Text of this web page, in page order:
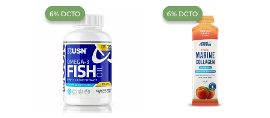
‍6% DCTO‍‍
‍6% DCTO‍‍ ‍6% DCTO‍‍
‍6% DCTO‍‍